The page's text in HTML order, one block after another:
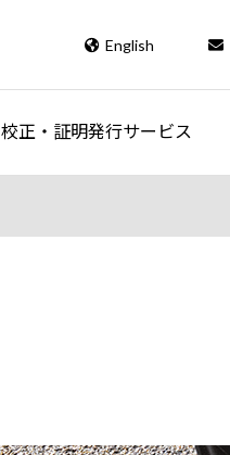
English
校正・証明発行サービス